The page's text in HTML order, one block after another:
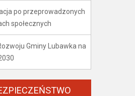
po przeprowadzonych
społecznych
Gminy Lubawka na